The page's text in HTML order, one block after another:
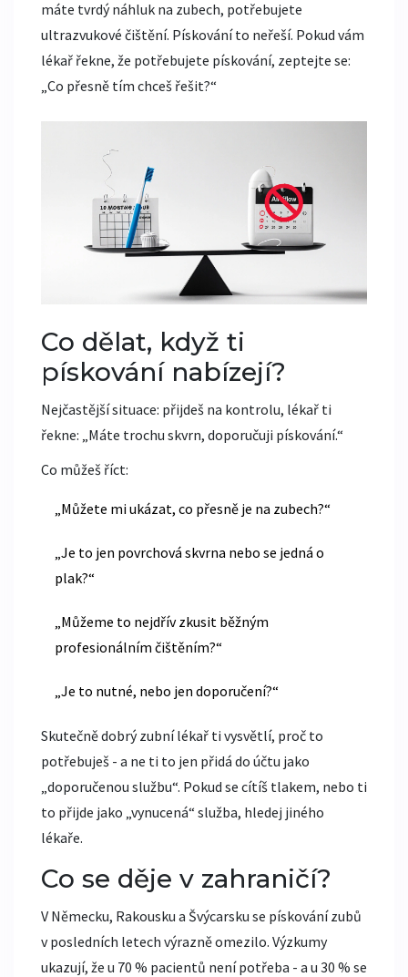
máte tvrdý náhluk na zubech, potřebujete
ultrazvukové čištění. Pískování to neřeší. Pokud vám
lékař řekne, že potřebujete pískování, zeptejte se:
„Co přesně tím chceš řešit?“
Co dělat, když ti
pískování nabízejí?
Nejčastější situace: přijdeš na kontrolu, lékař ti
řekne: „Máte trochu skvrn, doporučuji pískování.“
Co můžeš říct:
„Můžete mi ukázat, co přesně je na zubech?“
„Je to jen povrchová skvrna nebo se jedná o
plak?“
„Můžeme to nejdřív zkusit běžným
profesionálním čištěním?“
„Je to nutné, nebo jen doporučení?“
Skutečně dobrý zubní lékař ti vysvětlí, proč to
potřebuješ - a ne ti to jen přidá do účtu jako
„doporučenou službu“. Pokud se cítíš tlakem, nebo ti
to přijde jako „vynucená“ služba, hledej jiného
lékaře.
Co se děje v zahraničí?
V Německu, Rakousku a Švýcarsku se pískování zubů
v posledních letech výrazně omezilo. Výzkumy
ukazují, že u 70 % pacientů není potřeba - a u 30 % se